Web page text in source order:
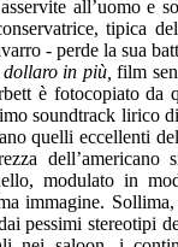
all’uomo e
tipica
- perde la sua
in più, film
è fotocopiato da
soundtrack lirico
quelli eccellenti
modulato in
immagine.
pessimi stereotipi